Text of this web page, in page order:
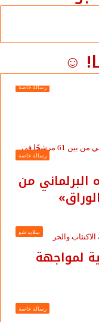
☺
رسالة خاصة
رسالة خاصة
من
سلايد شو
لمواجهة
رسالة خاصة